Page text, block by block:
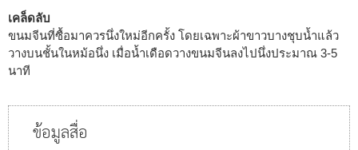
เคล็ดลับ
ขนมจีนที่ซื้อมาควรนึ่งใหม่อีกครั้ง โดยเฉพาะผ้าขาวบางชุบน้ำแล้ว
วางบนชั้นในหม้อนึ่ง เมื่อน้ำเดือดวางขนมจีนลงไปนึ่งประมาณ 3-5
นาที
ข้อมูลสื่อ